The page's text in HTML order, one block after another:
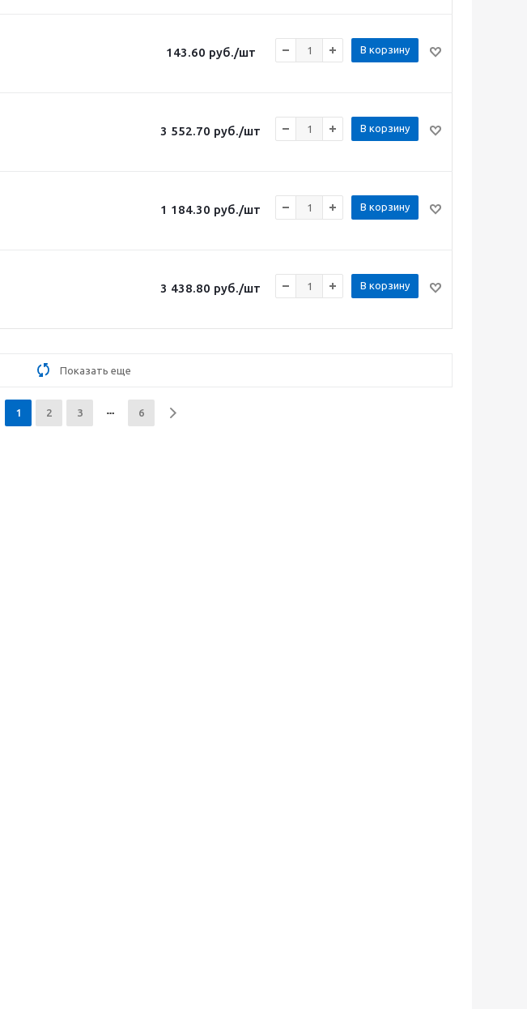
143.60 руб./шт В корзину
3 552.70 руб./шт В корзину
1 184.30 руб./шт В корзину
3 438.80 руб./шт В корзину
Показать еще
1 2 3 6